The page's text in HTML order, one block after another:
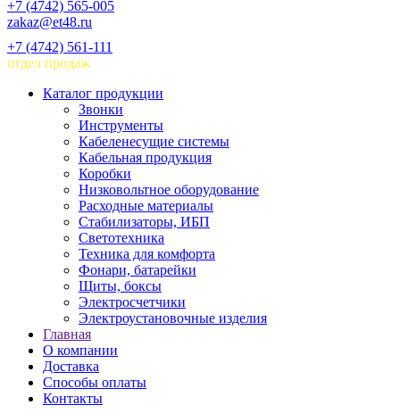
+7 (4742) 565-005
zakaz@et48.ru
+7 (4742) 561-111
отдел продаж
Каталог продукции
Звонки
Инструменты
Кабеленесущие системы
Кабельная продукция
Коробки
Низковольтное оборудование
Расходные материалы
Стабилизаторы, ИБП
Светотехника
Техника для комфорта
Фонари, батарейки
Щиты, боксы
Электросчетчики
Электроустановочные изделия
Главная
О компании
Доставка
Способы оплаты
Контакты